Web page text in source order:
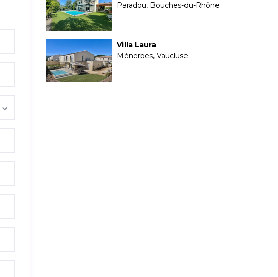
Paradou, Bouches-du-Rhône
Villa Laura
Ménerbes, Vaucluse